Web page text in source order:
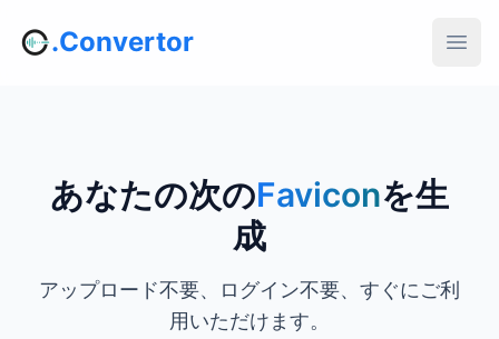
.Convertor
あなたの次のFaviconを生
成
アップロード不要、ログイン不要、すぐにご利
用いただけます。